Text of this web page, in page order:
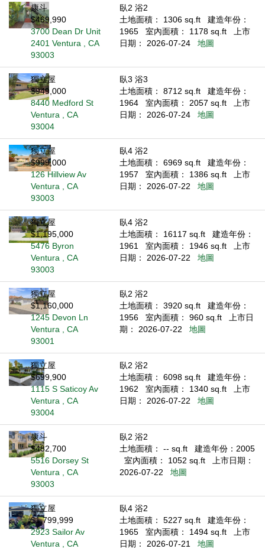
康斗
$469,990
3700 Dean Dr Unit
2401 Ventura , CA
93003
臥2 浴2
土地面積： 1306 sq.ft
建造年份：
1965
室內面積： 1178 sq.ft
上市
日期： 2026-07-24
地圖
獨立屋
$949,000
8440 Medford St
Ventura , CA
93004
臥3 浴3
土地面積： 8712 sq.ft
建造年份：
1964
室內面積： 2057 sq.ft
上市
日期： 2026-07-24
地圖
獨立屋
$999,000
126 Hillview Av
Ventura , CA
93003
臥4 浴2
土地面積： 6969 sq.ft
建造年份：
1957
室內面積： 1386 sq.ft
上市
日期： 2026-07-22
地圖
獨立屋
$1,195,000
5476 Byron
Ventura , CA
93003
臥4 浴2
土地面積： 16117 sq.ft
建造年份：
1961
室內面積： 1946 sq.ft
上市
日期： 2026-07-22
地圖
獨立屋
$1,160,000
1245 Devon Ln
Ventura , CA
93001
臥2 浴2
土地面積： 3920 sq.ft
建造年份：
1956
室內面積： 960 sq.ft
上市日
期： 2026-07-22
地圖
獨立屋
$699,900
1115 S Saticoy Av
Ventura , CA
93004
臥2 浴2
土地面積： 6098 sq.ft
建造年份：
1962
室內面積： 1340 sq.ft
上市
日期： 2026-07-22
地圖
康斗
$482,700
5516 Dorsey St
Ventura , CA
93003
臥2 浴2
土地面積： -- sq.ft
建造年份：2005
室內面積： 1052 sq.ft
上市日期：
2026-07-22
地圖
獨立屋
$1,799,999
2923 Sailor Av
Ventura , CA
臥4 浴2
土地面積： 5227 sq.ft
建造年份：
1965
室內面積： 1494 sq.ft
上市
日期： 2026-07-21
地圖